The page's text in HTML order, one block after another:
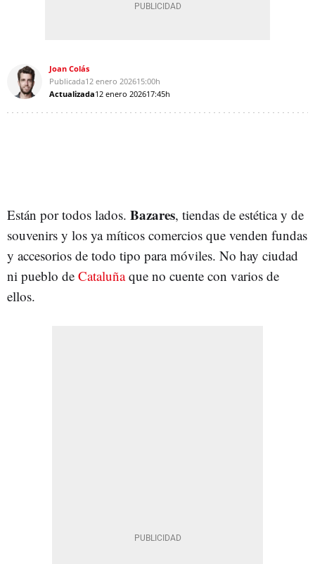
Joan Colás
Publicada12 enero 202615:00h
Actualizada12 enero 202617:45h
Están por todos lados. Bazares, tiendas de estética y de
souvenirs y los ya míticos comercios que venden fundas
y accesorios de todo tipo para móviles. No hay ciudad
ni pueblo de Cataluñaque no cuente con varios de
ellos.